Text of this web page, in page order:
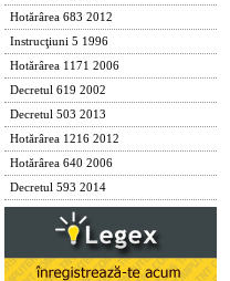
Hotărârea 683 2012
Instrucţiuni 5 1996
Hotărârea 1171 2006
Decretul 619 2002
Decretul 503 2013
Hotărârea 1216 2012
Hotărârea 640 2006
Decretul 593 2014